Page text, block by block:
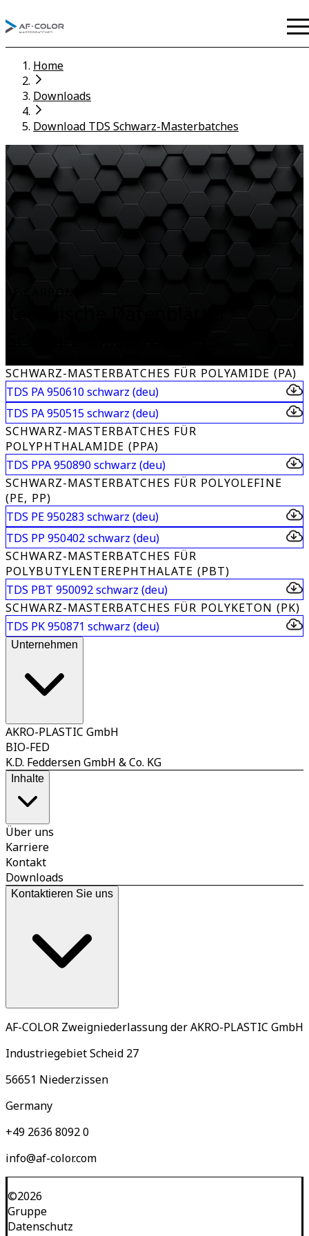
Home
Downloads
Download TDS Schwarz-Masterbatches
SCHWARZ-MASTERBATCHES FÜR POLYAMIDE (PA)
TDS PA 950610 schwarz (deu)
TDS PA 950515 schwarz (deu)
SCHWARZ-MASTERBATCHES FÜR
POLYPHTHALAMIDE (PPA)
TDS PPA 950890 schwarz (deu)
SCHWARZ-MASTERBATCHES FÜR POLYOLEFINE
(PE, PP)
TDS PE 950283 schwarz (deu)
TDS PP 950402 schwarz (deu)
SCHWARZ-MASTERBATCHES FÜR
POLYBUTYLENTEREPHTHALATE (PBT)
TDS PBT 950092 schwarz (deu)
SCHWARZ-MASTERBATCHES FÜR POLYKETON (PK)
TDS PK 950871 schwarz (deu)
Unternehmen
AKRO-PLASTIC GmbH
BIO-FED
K.D. Feddersen GmbH & Co. KG
Inhalte
Über uns
Karriere
Kontakt
Downloads
Kontaktieren Sie uns
AF-COLOR Zweigniederlassung der AKRO-PLASTIC GmbH
Industriegebiet Scheid 27
56651 Niederzissen
Germany
+49 2636 8092 0
info@af-color.com
©2026
Gruppe
Datenschutz